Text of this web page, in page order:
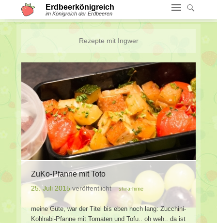
Erdbeerkönigreich
im Königreich der Erdbeeren
Rezepte mit Ingwer
ZuKo-Pfanne mit Toto
25. Juli 2015 veröffentlicht shira-hime
meine Güte, war der Titel bis eben noch lang: Zucchini-
Kohlrabi-Pfanne mit Tomaten und Tofu.. oh weh.. da ist